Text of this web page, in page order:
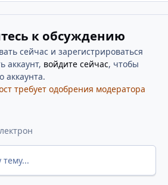
к обсуждению
сейчас и зарегистрироваться
аккаунт, войдите сейчас, чтобы
аккаунта.
требует одобрения модератора
тему...